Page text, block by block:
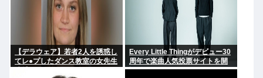
【デラウェア】若者2人を誘惑し
てレ●プしたダンス教室の女先生
Every Little Thingがデビュー30
周年で楽曲人気投票サイトを開
設 俺はもちろんFace the